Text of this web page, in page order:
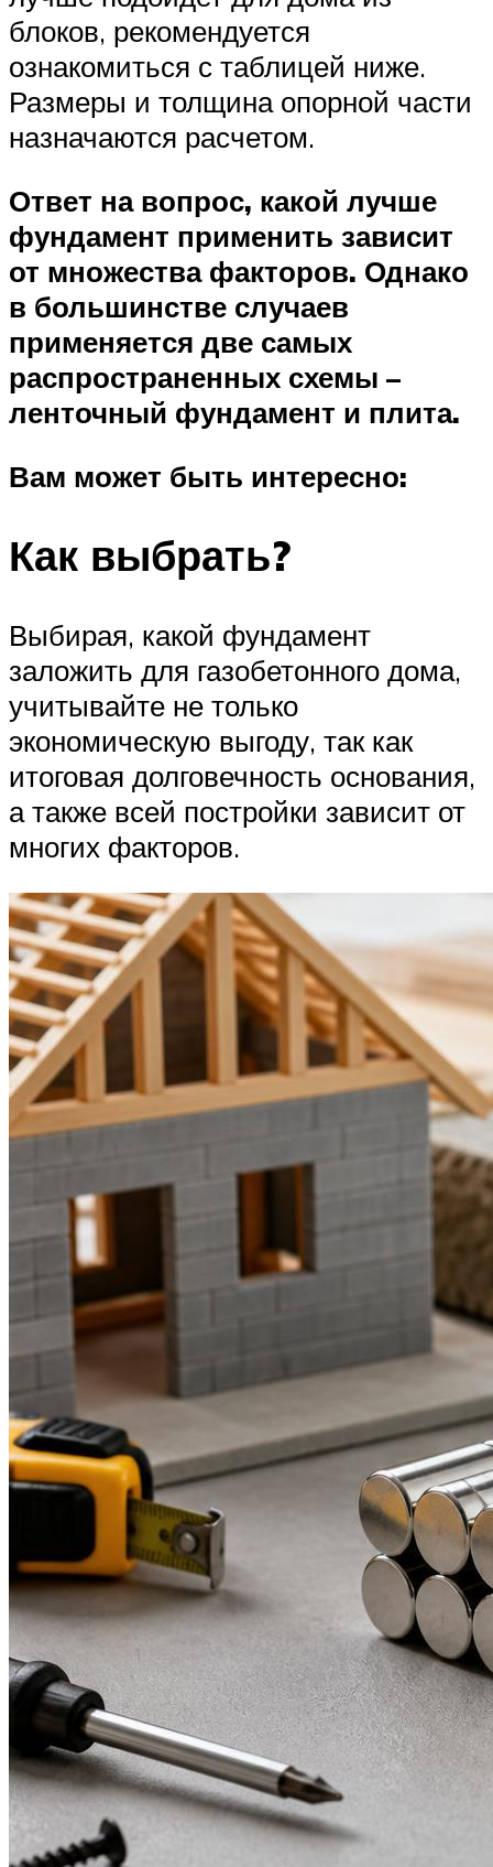
блоков, рекомендуется
ознакомиться с таблицей ниже.
Размеры и толщина опорной части
назначаются расчетом.
Ответ на вопрос, какой лучше
фундамент применить зависит
от множества факторов. Однако
в большинстве случаев
применяется две самых
распространенных схемы –
ленточный фундамент и плита.
Вам может быть интересно:
Как выбрать?
Выбирая, какой фундамент
заложить для газобетонного дома,
учитывайте не только
экономическую выгоду, так как
итоговая долговечность основания,
а также всей постройки зависит от
многих факторов.